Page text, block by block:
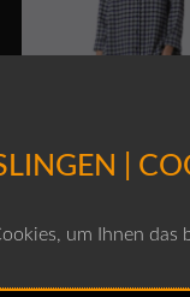
|
um Ihnen